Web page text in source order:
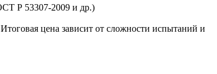
Р 53307-2009 и др.)
цена зависит от сложности испытаний и